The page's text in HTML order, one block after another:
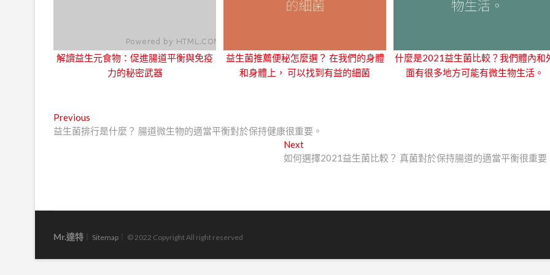
解讀益生元食物：促進腸道平衡與免疫
力的秘密武器
益生菌推薦便秘怎麼選？ 在我們的身體
和身體上， 可以找到有益的細菌
什麼是2021益生菌比較？我們體內和
面有很多地方可能有微生物生活。
文
章
Previous
post:
益生菌排行是什麼？ 腸道微生物的適當平衡對於保持健康很重要。
NextNext
post:
如何選擇2021益生菌比較？ 真菌對於保持腸道的適當平衡很重要
Mr.達特 Sitemap ｜ © 2022 Copyright All right reserved